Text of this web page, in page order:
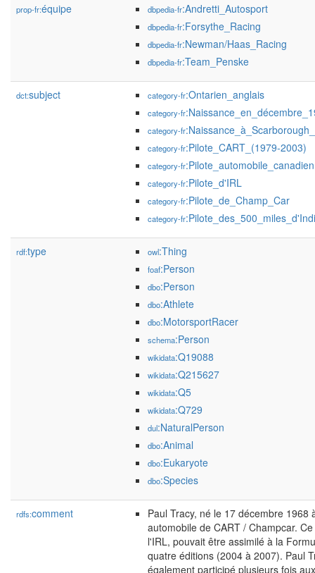
prop-fr:équipe dbpedia-fr:Andretti_Autosport
dbpedia-fr:Forsythe_Racing
dbpedia-fr:Newman/Haas_Racing
dbpedia-fr:Team_Penske
dct:subject category-fr:Ontarien_anglais
category-fr
category-fr
category-fr:Pilote_CART_(1979-2003)
category-fr:Pilote_automobile_canadien
category-fr:Pilote_d'IRL
category-fr:Pilote_de_Champ_Car
category-fr
rdf:type owl:Thing
foaf:Person
dbo:Person
dbo:Athlete
dbo:MotorsportRacer
schema:Person
wikidata:Q19088
wikidata:Q215627
wikidata:Q5
wikidata:Q729
dul:NaturalPerson
dbo:Animal
dbo:Eukaryote
dbo:Species
rdfs:comment
Paul Tracy, né le 17 décembre
automobile de CART / Champcar.
l'IRL, pouvait être assimilé à la
quatre éditions (2004 à 2007). Paul
également participé plusieurs fois